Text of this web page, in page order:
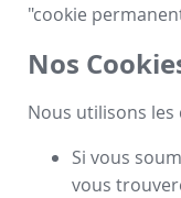
"cookie
Nos
Nous utilisons les
Si vous
vous